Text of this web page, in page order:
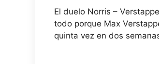
El duelo Norris –
todo porque Max
quinta vez en dos